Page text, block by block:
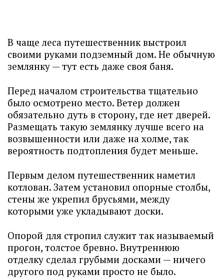
В чаще леса путешественник выстроил
своими руками подземный дом. Не обычную
землянку — тут есть даже своя баня.
Перед началом строительства тщательно
было осмотрено место. Ветер должен
обязательно дуть в сторону, где нет дверей.
Размещать такую землянку лучше всего на
возвышенности или даже на холме, так
вероятность подтопления будет меньше.
Первым делом путешественник наметил
котлован. Затем установил опорные столбы,
стены же укрепил брусьями, между
которыми уже укладывают доски.
Опорой для стропил служит так называемый
прогон, толстое бревно. Внутреннюю
отделку сделал грубыми досками — ничего
другого под руками просто не было.